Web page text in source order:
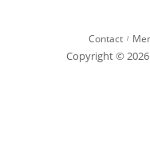
Contact
Copyright ©